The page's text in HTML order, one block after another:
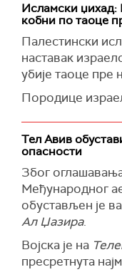
ИДФ је
оборила
одбрана. Остаци
близини
(Times of Israel)
Исламски џихад:
кобни по таоце
Палестински
наставак
убије таоце
Породице
затраже од
појачане
што примирје
портпарол
Исламски џихад
Хамасом.
(Times of Israel)
Тел Авив
опасности
Због
Међународног
обустављен је
Ал Џазира.
Војска је на
пресретнута